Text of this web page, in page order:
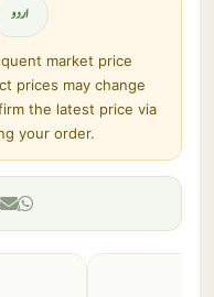
اردو
market price
prices may change
the latest price via
your order.